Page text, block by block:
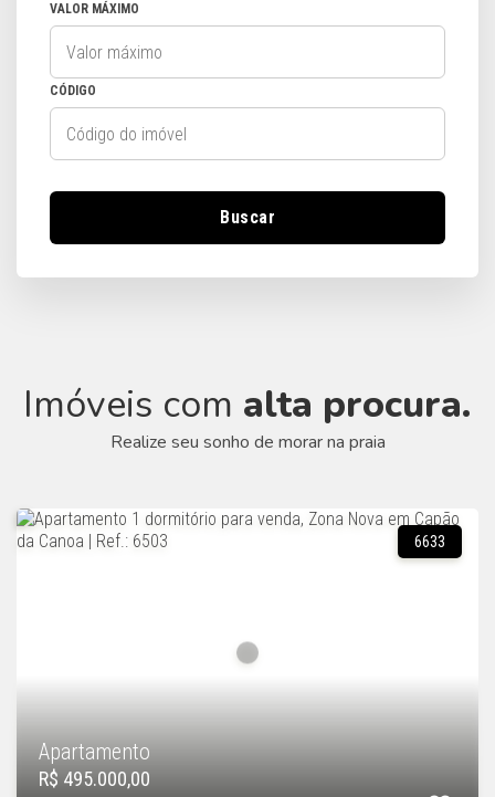
VALOR MÁXIMO
CÓDIGO
Buscar
Imóveis com alta procura.
Realize seu sonho de morar na praia
6633
Apartamento
R$ 495.000,00